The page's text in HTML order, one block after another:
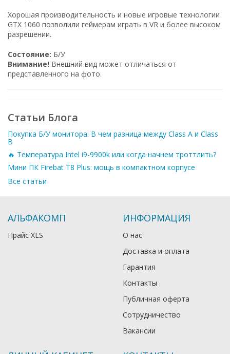
Хорошая производительность и новые игровые технологии
GTX 1060 позволили геймерам играть в VR и более высоком
разрешении.
Состояние: Б/У
Внимание! Внешний вид может отличаться от
представленного на фото.
Статьи Блога
Покупка Б/У монитора: В чем разница между Class A и Class
B
🔥 Температура Intel i9-9900k или когда начнем троттлить?
Мини ПК Firebat T8 Plus: мощь в компактном корпусе
Все статьи
АЛЬФАКОМП
Прайс XLS
ИНФОРМАЦИЯ
О нас
Доставка и оплата
Гарантия
Контакты
Публичная оферта
Сотрудничество
Вакансии